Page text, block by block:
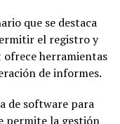
que se destaca
el registro y
ofrece herramientas
de informes.
de software para
permite la gestión